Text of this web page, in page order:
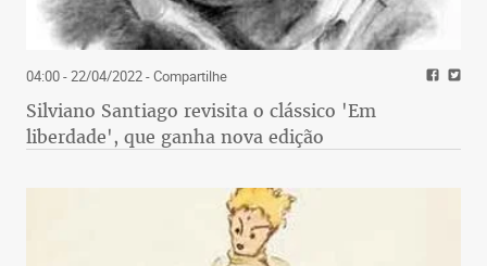
04:00 - 22/04/2022- Compartilhe
Silviano Santiago revisita o clássico 'Em
liberdade', que ganha nova edição